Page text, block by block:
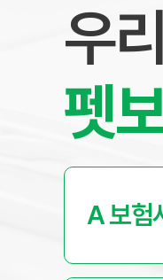
우
펫
A 보험
펫퍼민트, 이것이
예상치 못한 반